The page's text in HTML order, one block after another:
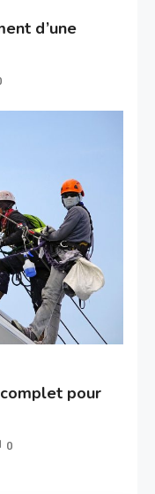
d’une
pour
0